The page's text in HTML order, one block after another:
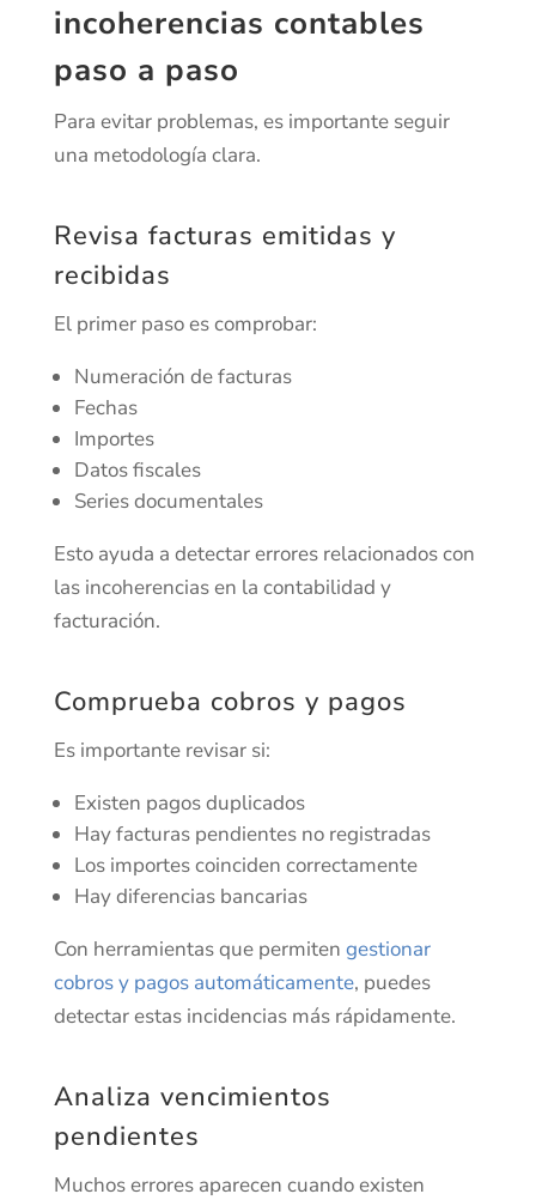
incoherencias contables
paso a paso
Para evitar problemas, es importante seguir
una metodología clara.
Revisa facturas emitidas y
recibidas
El primer paso es comprobar:
Numeración de facturas
Fechas
Importes
Datos fiscales
Series documentales
Esto ayuda a detectar errores relacionados con
las incoherencias en la contabilidad y
facturación.
Comprueba cobros y pagos
Es importante revisar si:
Existen pagos duplicados
Hay facturas pendientes no registradas
Los importes coinciden correctamente
Hay diferencias bancarias
Con herramientas que permiten gestionar
cobros y pagos automáticamente, puedes
detectar estas incidencias más rápidamente.
Analiza vencimientos
pendientes
Muchos errores aparecen cuando existen